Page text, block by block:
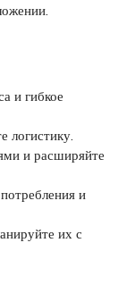
и гибкое
логистику.
и расширяйте
и
их с